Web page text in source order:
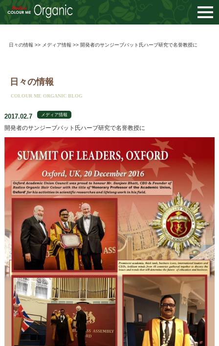
日々の情報 >> メディア情報 >> 開発者のサンジーブバット氏ハーブ研究で名誉教授に
日々の情報
COLOUR ME ORGANIC BLOG
2017.02.7 メディア情報
開発者のサンジーブバット氏ハーブ研究で名誉教授に